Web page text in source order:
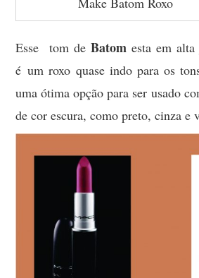
Esse tom deBatom esta em
é um roxo quase indo para os
uma ótima opção para ser usado
de cor escura, como preto, cinza e